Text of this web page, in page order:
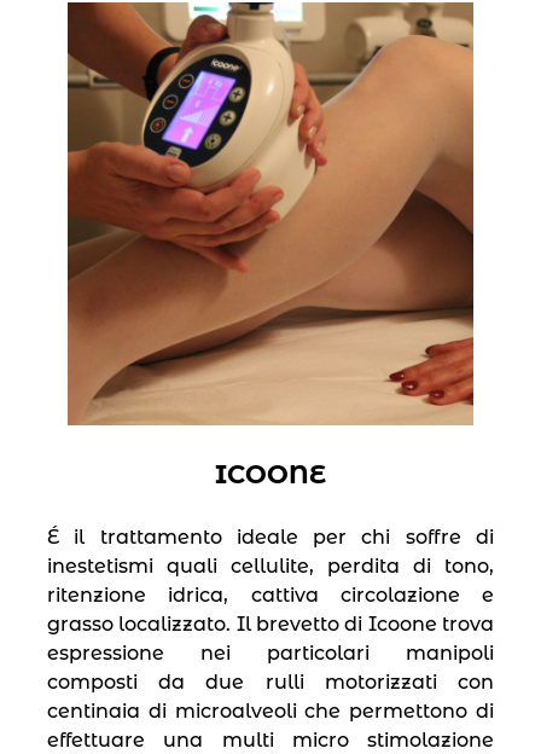
ICOONE
É il trattamento ideale per chi soffre di
inestetismi quali cellulite, perdita di tono,
ritenzione idrica, cattiva circolazione e
grasso localizzato. Il brevetto di Icoone trova
espressione nei particolari manipoli
composti da due rulli motorizzati con
centinaia di microalveoli che permettono di
effettuare una multi micro stimolazione